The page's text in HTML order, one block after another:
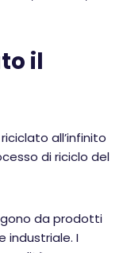
il
all’infinito
di riciclo del
da prodotti
industriale. I